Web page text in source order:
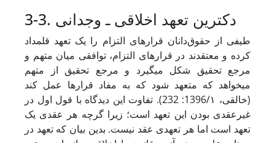
3-3. دکترین تعهد اخلاقی ـ وجدانی
طیفی از حقوق‌دانان قرارهای التزام را یک تعهد قلمداد
کرده و معتقدند در قرارهای التزام، توافقی میان متهم و
مرجع تحقیق شکل می‏گیرد و مرجع تحقیق از متهم
می‏خواهد که متعهد شود که به مفاد قرارها عمل کند
(خالقی، 1396/۱: 232). تفاوت این دیدگاه با قول اول در
غیرعقدی ‌بودن این تعهد است؛ زیرا گرچه هر عقدی یک
تعهد است اما هر تعهدی عقد نیست. بدین بیان که تعهد در